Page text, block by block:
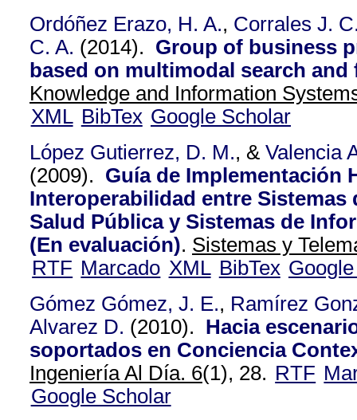
Ordóñez Erazo, H. A., Corrales J.
C. A. (2014). Group of business
based on multimodal search and
Knowledge and Information
XML BibTex Google Scholar
López Gutierrez, D. M., & Valencia
(2009). Guía de Implementación
Interoperabilidad entre Sistemas
Salud Pública y Sistemas de
(En evaluación). Sistemas y
RTF Marcado XML BibTex
Gómez Gómez, J. E., Ramírez
Alvarez D. (2010). Hacia
soportados en Conciencia
Ingeniería Al Día. 6(1), 28. RTF
Google Scholar